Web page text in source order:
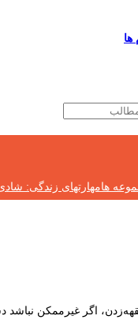
ها
هامهارتهای زندگی:
اگر غيرممكن